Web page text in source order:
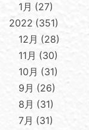
1月
27
2022 351
12月
28
11月
30
10月
31
9月
26
8月
31
7月
31